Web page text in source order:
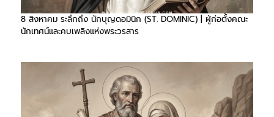
8 สิงหาคม ระลึกถึง นักบุญดอมินิก (ST. DOMINIC) | ผู้ก่อตั้งคณะ
นักเทศน์และคบเพลิงแห่งพระวรสาร